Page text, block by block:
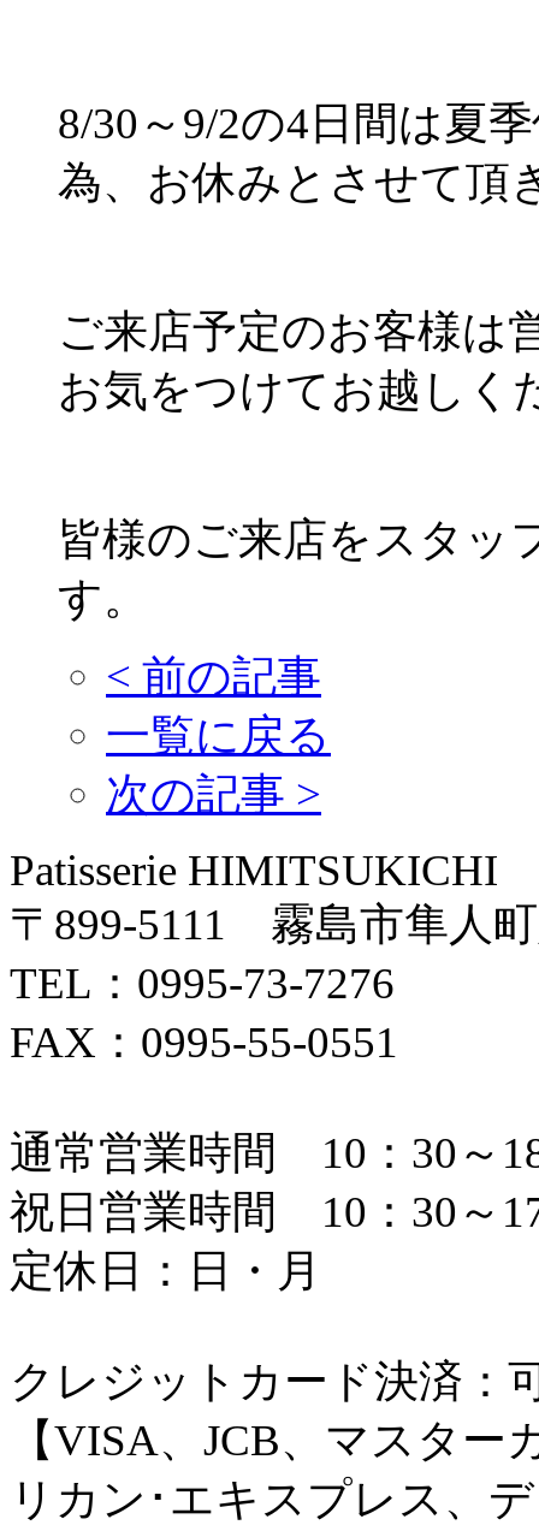
8/30～9/2の4日間は夏
為、お休みとさせて頂
ご来店予定のお客様は
お気をつけてお越しく
皆様のご来店をスタッ
す。
< 前の記事
一覧に戻る
次の記事 >
Patisserie HIMITSUKICHI
〒899-5111 霧島市隼人
TEL：0995-73-7276
FAX：0995-55-0551
通常営業時間 10：30～
祝日営業時間 10：30～
定休日：日・月
クレジットカード決済：
【VISA、JCB、マスタ
リカン･エキスプレス、